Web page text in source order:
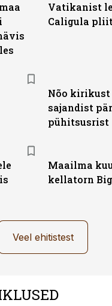
Vatikanist
Caligula
Nõo kirikust
sajandist
pühitsusrist
Maailma
kellatorn
Veel ehitistest